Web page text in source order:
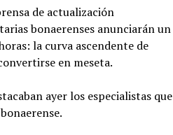
de actualización
bonaerenses anunciarán un
la curva ascendente de
en meseta.
ayer los especialistas que